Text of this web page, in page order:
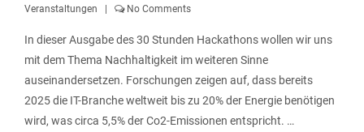
Veranstaltungen No Comments
In dieser Ausgabe des 30 Stunden Hackathons wollen wir uns
mit dem Thema Nachhaltigkeit im weiteren Sinne
auseinandersetzen. Forschungen zeigen auf, dass bereits
2025 die IT-Branche weltweit bis zu 20% der Energie benötigen
wird, was circa 5,5% der Co2-Emissionen entspricht. …